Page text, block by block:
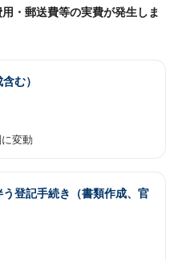
・郵送費等の実費が発生しま
む）
変動
登記手続き（書類作成、官